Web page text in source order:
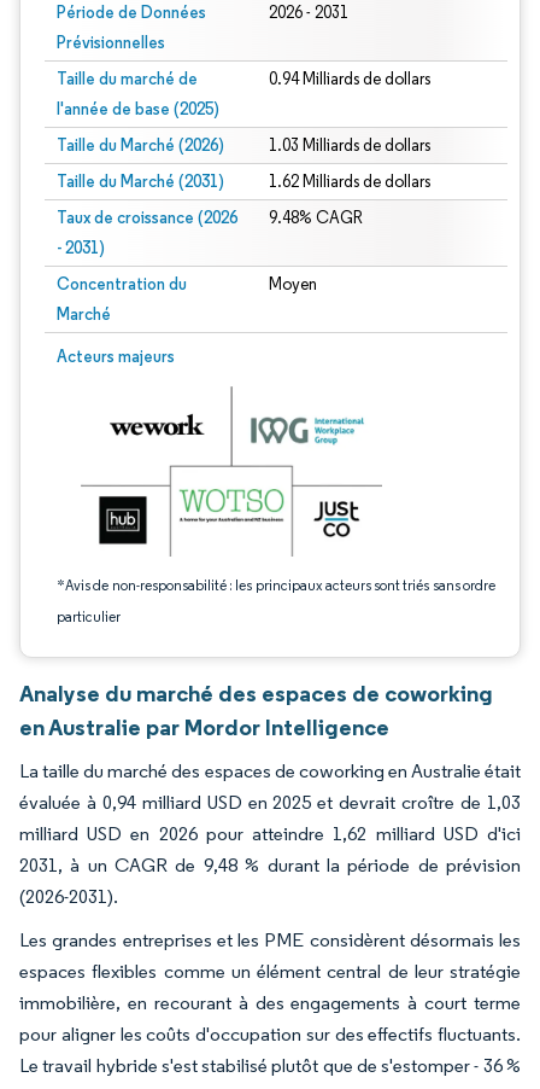
Période de Données
Prévisionnelles
2026 - 2031
Taille du marché de
l'année de base (2025)
0.94 Milliards de dollars
Taille du Marché (2026) 1.03 Milliards de dollars
Taille du Marché (2031) 1.62 Milliards de dollars
Taux de croissance (2026
- 2031)
9.48% CAGR
Concentration du
Marché
Moyen
Acteurs majeurs
*Avis de non-responsabilité : les principaux acteurs sont triés sans ordre
particulier
Image © Mordor Intelligence. La réutilisation nécessite une attribution sous CC
Analyse du marché des espaces de coworking
en Australie par Mordor Intelligence
La taille du marché des espaces de coworking en Australie était
évaluée à 0,94 milliard USD en 2025 et devrait croître de 1,03
milliard USD en 2026 pour atteindre 1,62 milliard USD d'ici
2031, à un CAGR de 9,48 % durant la période de prévision
(2026-2031).
Les grandes entreprises et les PME considèrent désormais les
espaces flexibles comme un élément central de leur stratégie
immobilière, en recourant à des engagements à court terme
pour aligner les coûts d'occupation sur des effectifs fluctuants.
Le travail hybride s'est stabilisé plutôt que de s'estomper - 36 %